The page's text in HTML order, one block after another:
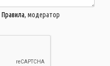
Правила, модератор